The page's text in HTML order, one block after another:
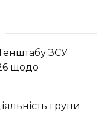
ЗСУ
щодо
групи